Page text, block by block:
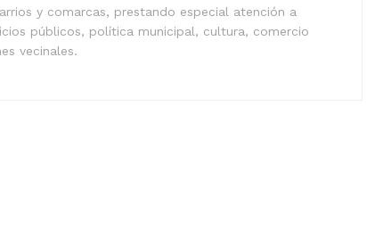
y comarcas, prestando especial atención a
públicos, política municipal, cultura, comercio
vecinales.